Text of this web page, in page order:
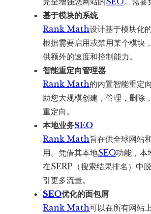
基于模块的系统
Rank Math设计基于模块化
根据需要启用或禁用某个模块
供额外的速度和控制能力。
智能重定向管理器
Rank Math的内置智能重定
助您大规模创建，管理，删除
重定向。
本地业务SEO
Rank Math 旨在供全球网站
用。凭借其本地SEO功能，本
在SERP（搜索结果排名）中
引更多流量。
SEO优化的面包屑
Rank Math可以在所有网站